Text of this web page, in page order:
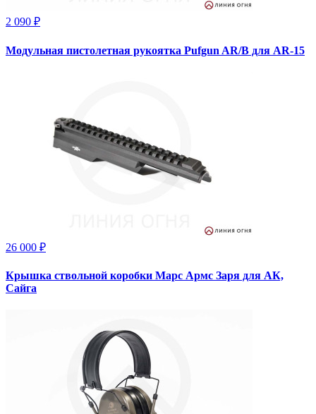
2 090 ₽
Модульная пистолетная рукоятка Pufgun AR/B для AR-15
26 000 ₽
Крышка ствольной коробки Марс Армс Заря для АК,
Сайга